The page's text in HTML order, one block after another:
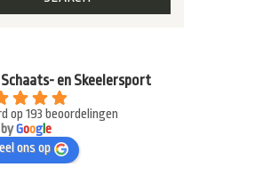
en Skeelersport
op 193 beoordelingen
byGoogle
ons op